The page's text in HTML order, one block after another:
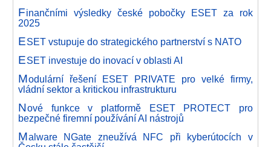
Finančními výsledky české pobočky ESET za rok
2025
ESET vstupuje do strategického partnerství s NATO
ESET investuje do inovací v oblasti AI
Modulární řešení ESET PRIVATE pro velké firmy,
vládní sektor a kritickou infrastrukturu
Nové funkce v platformě ESET PROTECT pro
bezpečné firemní používání AI nástrojů
Malware NGate zneužívá NFC při kyberútocích v